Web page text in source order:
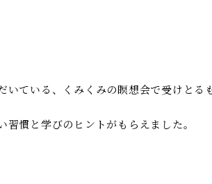
ている、くみくみの瞑想会で受けとる
慣と学びのヒントがもらえました。